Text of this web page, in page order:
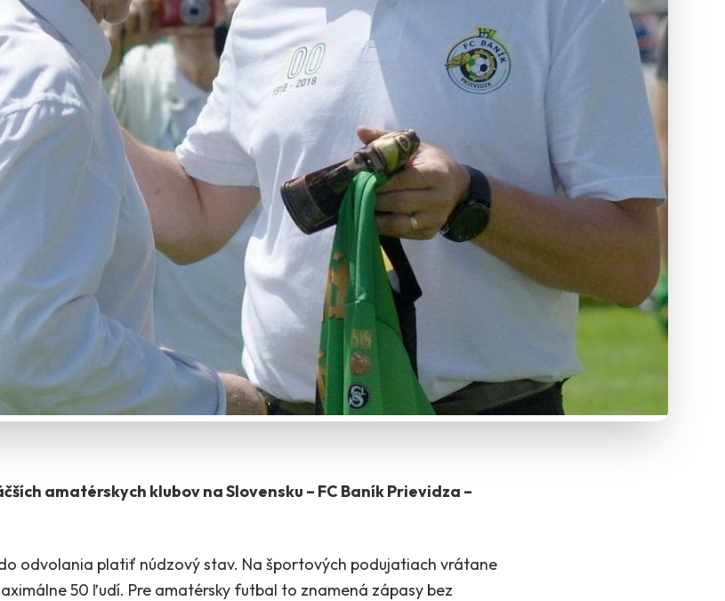
amatérskych klubov na Slovensku – FC Baník Prievidza –
odvolania platiť núdzový stav. Na športových podujatiach vrátane
50 ľudí. Pre amatérsky futbal to znamená zápasy bez